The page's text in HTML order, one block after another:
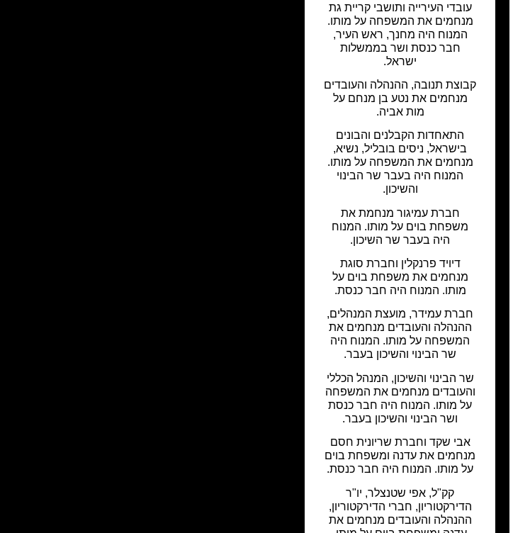
עובדי העירייה ותושבי קריית גת
מנחמים את המשפחה על מותו.
המנוח היה מחנך, ראש העיר,
חבר כנסת ושר בממשלות
ישראל.
קבוצת תנובה, ההנהלה והעובדים
מנחמים את נטע בן מנחם על
מות אביה.
התאחדות הקבלנים והבונים
בישראל, ניסים בובליל, נשיא,
מנחמים את המשפחה על מותו.
המנוח היה בעבר שר הבינוי
והשיכון.
חברת עמיגור מנחמת את
משפחת בוים על מותו. המנוח
היה בעבר שר השיכון.
דיויד פרנקלין וחברת סוגת
מנחמים את משפחת בוים על
מותו. המנוח היה חבר כנסת.
חברת עמידר, מועצת המנהלים,
ההנהלה והעובדים מנחמים את
המשפחה על מותו. המנוח היה
שר הבינוי והשיכון בעבר.
שר הבינוי והשיכון, המנהל הכללי
והעובדים מנחמים את המשפחה
על מותו. המנוח היה חבר כנסת
ושר הבינוי והשיכון בעבר.
אבי שקד וחברת שריונית חסם
מנחמים את עדנה ומשפחת בוים
על מותו. המנוח היה חבר כנסת.
קק"ל, אפי שטנצלר, יו"ר
הדירקטוריון, חברי הדירקטוריון,
ההנהלה והעובדים מנחמים את